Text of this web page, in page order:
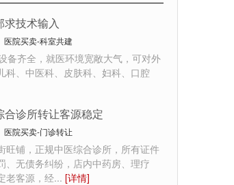
求技术输入
医院买卖-科室共建
备齐全，就医环境宽敞大气，可对外
科、中医科、皮肤科、妇科、口腔
诊所转让客源稳定
医院买卖-门诊转让
旺铺，正规中医综合诊所，所有证件
、无债务纠纷，店内中药房、理疗
老客源，经... [详情]